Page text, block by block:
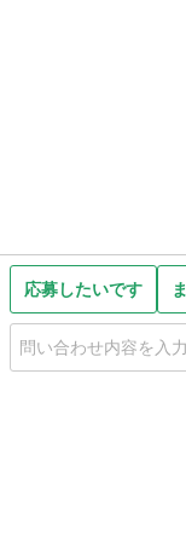
応募したいです